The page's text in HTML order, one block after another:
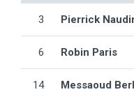
3 Pierrick
6 Robin Paris
14 Messaoud